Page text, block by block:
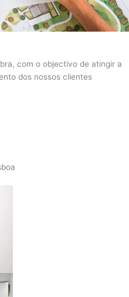
com o objectivo de atingir a
dos nossos clientes